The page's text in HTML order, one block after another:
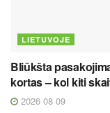
LIETUVOJE
Bliūkšta
kortas – kol kiti
2026 08 09